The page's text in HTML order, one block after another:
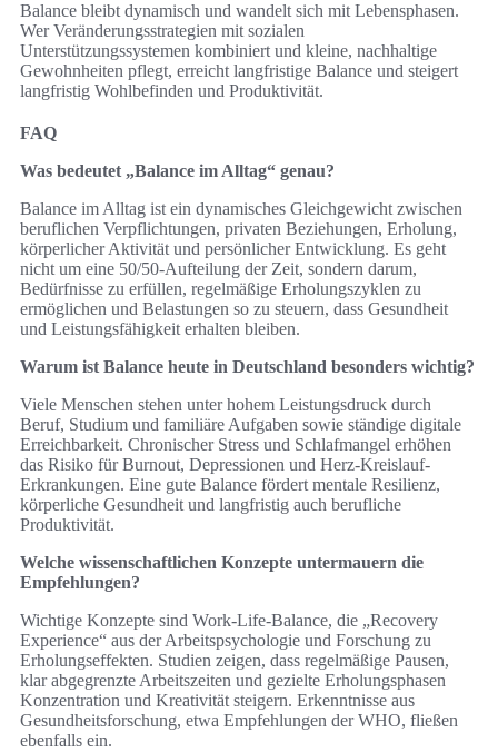
Balance bleibt dynamisch und wandelt sich mit Lebensphasen.
Wer Veränderungsstrategien mit sozialen
Unterstützungssystemen kombiniert und kleine, nachhaltige
Gewohnheiten pflegt, erreicht langfristige Balance und steigert
langfristig Wohlbefinden und Produktivität.
FAQ
Was bedeutet „Balance im Alltag“ genau?
Balance im Alltag ist ein dynamisches Gleichgewicht zwischen
beruflichen Verpflichtungen, privaten Beziehungen, Erholung,
körperlicher Aktivität und persönlicher Entwicklung. Es geht
nicht um eine 50/50-Aufteilung der Zeit, sondern darum,
Bedürfnisse zu erfüllen, regelmäßige Erholungszyklen zu
ermöglichen und Belastungen so zu steuern, dass Gesundheit
und Leistungsfähigkeit erhalten bleiben.
Warum ist Balance heute in Deutschland besonders wichtig?
Viele Menschen stehen unter hohem Leistungsdruck durch
Beruf, Studium und familiäre Aufgaben sowie ständige digitale
Erreichbarkeit. Chronischer Stress und Schlafmangel erhöhen
das Risiko für Burnout, Depressionen und Herz-Kreislauf-
Erkrankungen. Eine gute Balance fördert mentale Resilienz,
körperliche Gesundheit und langfristig auch berufliche
Produktivität.
Welche wissenschaftlichen Konzepte untermauern die
Empfehlungen?
Wichtige Konzepte sind Work‑Life‑Balance, die „Recovery
Experience“ aus der Arbeitspsychologie und Forschung zu
Erholungseffekten. Studien zeigen, dass regelmäßige Pausen,
klar abgegrenzte Arbeitszeiten und gezielte Erholungsphasen
Konzentration und Kreativität steigern. Erkenntnisse aus
Gesundheitsforschung, etwa Empfehlungen der WHO, fließen
ebenfalls ein.